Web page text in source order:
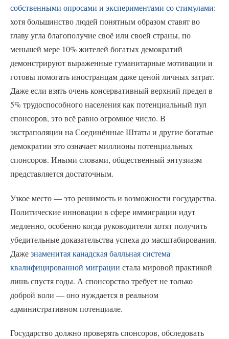
собственными опросами и экспериментами со стимулами:
хотя большинство людей понятным образом ставят во
главу угла благополучие своё или своей страны, по
меньшей мере 10% жителей богатых демократий
демонстрируют выраженные гуманитарные мотивации и
готовы помогать иностранцам даже ценой личных затрат.
Даже если взять очень консервативный верхний предел в
5% трудоспособного населения как потенциальный пул
спонсоров, это всё равно огромное число. В
экстраполяции на Соединённые Штаты и другие богатые
демократии это означает миллионы потенциальных
спонсоров. Иными словами, общественный энтузиазм
представляется достаточным.
Узкое место — это решимость и возможности государства.
Политические инновации в сфере иммиграции идут
медленно, особенно когда руководители хотят получить
убедительные доказательства успеха до масштабирования.
Дажезнаменитая канадская балльная система
квалифицированной миграции стала мировой практикой
лишь спустя годы. А спонсорство требует не только
доброй воли — оно нуждается в реальном
административном потенциале.
Государство должно проверять спонсоров, обследовать